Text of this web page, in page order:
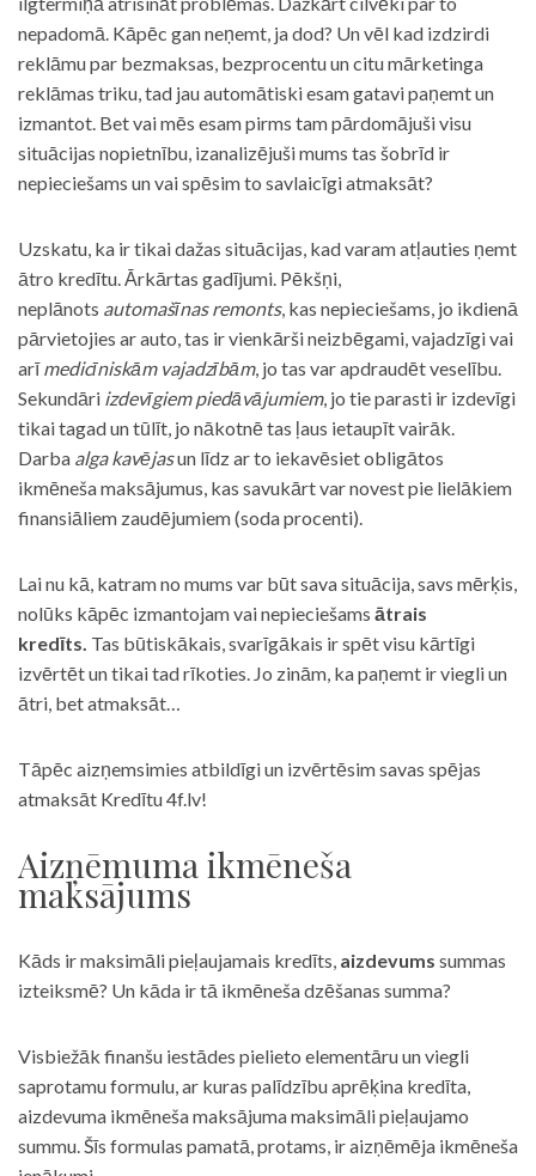
nepadomā. Kāpēc gan neņemt, ja dod? Un vēl kad izdzirdi
reklāmu par bezmaksas, bezprocentu un citu mārketinga
reklāmas triku, tad jau automātiski esam gatavi paņemt un
izmantot. Bet vai mēs esam pirms tam pārdomājuši visu
situācijas nopietnību, izanalizējuši mums tas šobrīd ir
nepieciešams un vai spēsim to savlaicīgi atmaksāt?
Uzskatu, ka ir tikai dažas situācijas, kad varam atļauties ņemt
ātro kredītu. Ārkārtas gadījumi. Pēkšņi,
neplānots automašīnas remonts, kas nepieciešams, jo ikdienā
pārvietojies ar auto, tas ir vienkārši neizbēgami, vajadzīgi vai
arīmedicīniskām vajadzībām, jo tas var apdraudēt veselību.
Sekundāri izdevīgiem piedāvājumiem, jo tie parasti ir izdevīgi
tikai tagad un tūlīt, jo nākotnē tas ļaus ietaupīt vairāk.
Darba alga kavējasun līdz ar to iekavēsiet obligātos
ikmēneša maksājumus, kas savukārt var novest pie lielākiem
finansiāliem zaudējumiem (soda procenti).
Lai nu kā, katram no mums var būt sava situācija, savs mērķis,
nolūks kāpēc izmantojam vai nepieciešams ātrais
kredīts. Tas būtiskākais, svarīgākais ir spēt visu kārtīgi
izvērtēt un tikai tad rīkoties. Jo zinām, ka paņemt ir viegli un
ātri, bet atmaksāt…
Tāpēc aizņemsimies atbildīgi un izvērtēsim savas spējas
atmaksāt Kredītu 4f.lv!
Aizņēmuma ikmēneša
maksājums
Kāds ir maksimāli pieļaujamais kredīts, aizdevums summas
izteiksmē? Un kāda ir tā ikmēneša dzēšanas summa?
Visbiežāk finanšu iestādes pielieto elementāru un viegli
saprotamu formulu, ar kuras palīdzību aprēķina kredīta,
aizdevuma ikmēneša maksājuma maksimāli pieļaujamo
summu. Šīs formulas pamatā, protams, ir aizņēmēja ikmēneša